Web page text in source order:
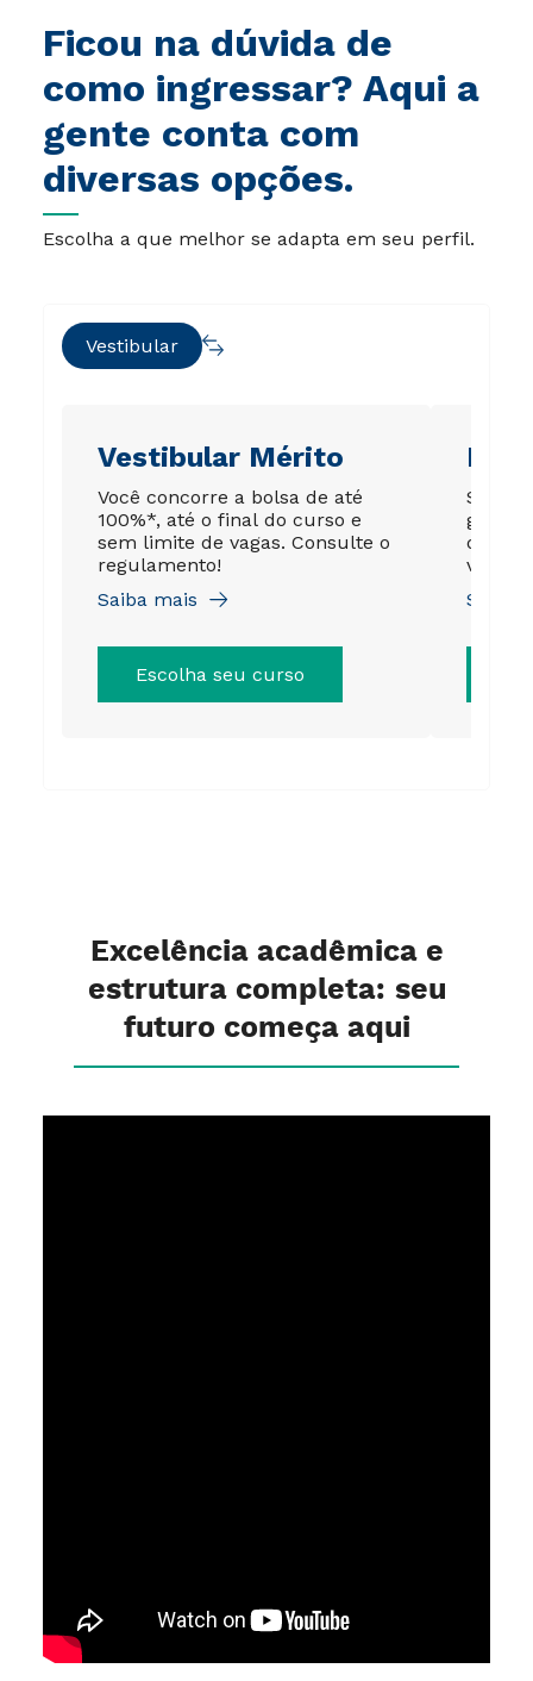
Ficou na dúvida de
como ingressar? Aqui a
gente conta com
diversas opções.
Escolha a que melhor se adapta em seu perfil.
Vestibular
Vestibular Mérito
Você concorre a bolsa de até
100%*, até o final do curso e
sem limite de vagas. Consulte o
regulamento!
Saiba mais
Escolha seu curso
Sua
de até
válida
Saiba
Excelência acadêmica e
estrutura completa: seu
futuro começa aqui